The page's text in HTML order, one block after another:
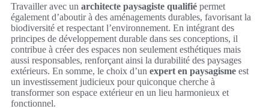
Travailler avec un architecte paysagiste qualifié permet
également d’aboutir à des aménagements durables, favorisant la
biodiversité et respectant l’environnement. En intégrant des
principes de développement durable dans ses conceptions, il
contribue à créer des espaces non seulement esthétiques mais
aussi responsables, renforçant ainsi la durabilité des paysages
extérieurs. En somme, le choix d’un expert en paysagisme est
un investissement judicieux pour quiconque cherche à
transformer son espace extérieur en un lieu harmonieux et
fonctionnel.